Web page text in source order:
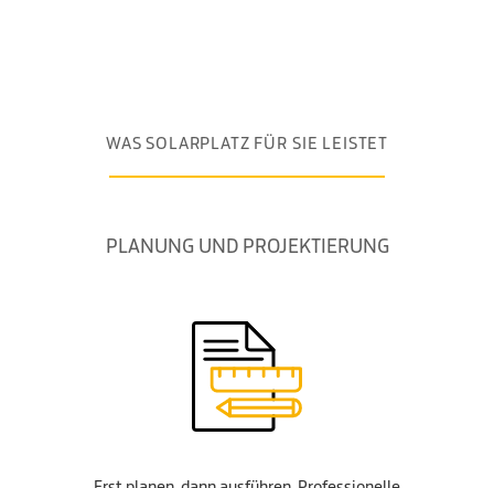
WAS SOLARPLATZ FÜR SIE LEISTET
PLANUNG UND PROJEKTIERUNG